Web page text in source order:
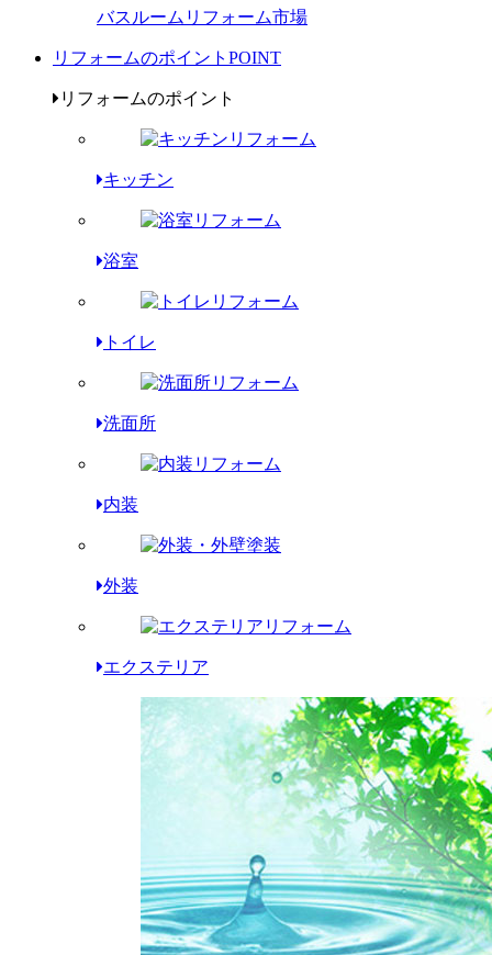
バスルームリフォーム市場
リフォームのポイント POINT
リフォームのポイント
キッチン
浴室
トイレ
洗面所
内装
外装
エクステリア